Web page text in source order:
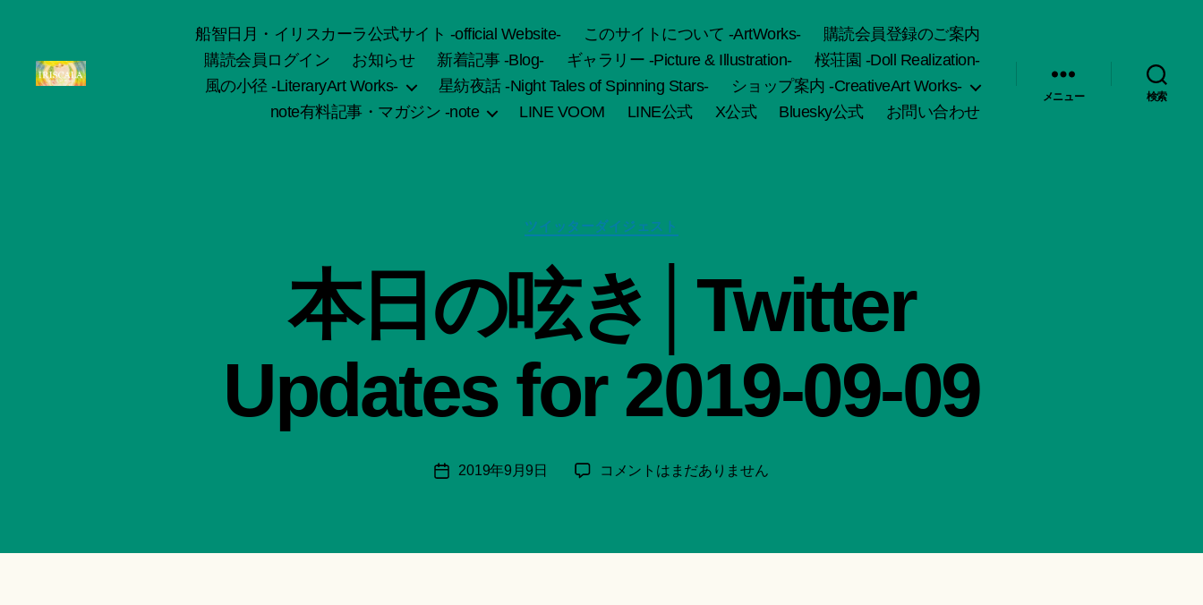
船智日月・イリスカーラ公式サイト -official Website- このサイトについて -ArtWorks-
購読会員登録のご案内
購読会員ログイン
お知らせ 新着記事 -Blog- ギャラリー -Picture & Illustration-
桜荘園 -Doll Realization-
風の小径 -LiteraryArt Works-
星紡夜話 -Night Tales of Spinning Stars-
ショップ案内 -CreativeArt Works-
note有料記事・マガジン -note
LINE VOOM LINE公式 X公式 Bluesky公式 お問い合わせ
メニュー 検索
カ
テ
リ
ー
ツイッターダイジェスト
本日の呟き│Twitter
Updates for 2019-09-09
成
智
日
月
u
投
2019年9月9日
本
き
コメントはまだありません